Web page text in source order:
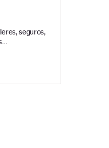
seguros,